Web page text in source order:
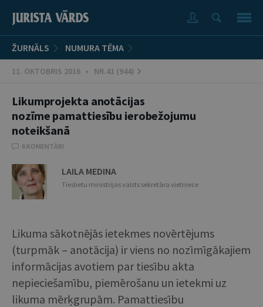
ŽURNĀLS NUMURA TĒMA
11. OKTOBRIS 2016 • NR.41 (944)
Likumprojekta anotācijas
nozīme pamattiesību ierobežojumu
noteikšanā
6 KOMENTĀRI
LAILA MEDINA
Tieslietu ministrijas valsts sekretāra vietniece
Likuma sākotnējās ietekmes novērtējums
(turpmāk – anotācija) ir viens no nozīmīgākajiem
informācijas avotiem par tiesību akta
nepieciešamību, piemērošanu un ietekmi uz
likuma mērķgrupām. Pamattiesību